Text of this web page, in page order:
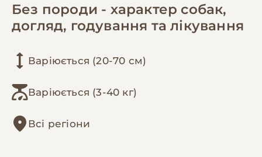
Без породи - характер собак,
догляд, годування та лікування
Варіюється (20-70 см)
Варіюється (3-40 кг)
Всі регіони